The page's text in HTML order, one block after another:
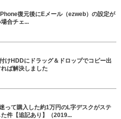
復元後にEメール（ezweb）の設定が
合チェ...
けHDDにドラッグ＆ドロップでコピー出
ば解決しました
って購入した約1万円のL字デスクがステ
件【追記あり】（2019...